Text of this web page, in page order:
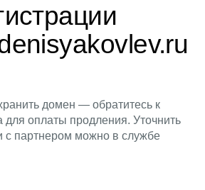
домен — обратитесь к
для оплаты продления. Уточнить
с партнером можно в службе